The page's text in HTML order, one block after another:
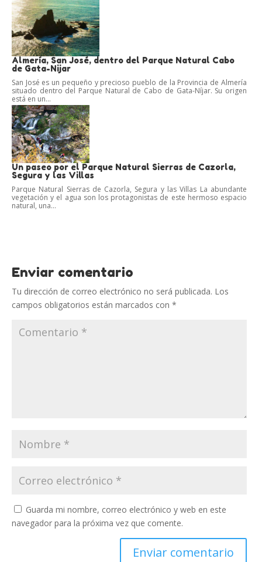
Almería, San José, dentro del Parque Natural Cabo
de Gata-Nijar
San José es un pequeño y precioso pueblo de la Provincia de Almería
situado dentro del Parque Natural de Cabo de Gata-Níjar. Su origen
está en un...
Un paseo por el Parque Natural Sierras de Cazorla,
Segura y las Villas
Parque Natural Sierras de Cazorla, Segura y las Villas La abundante
vegetación y el agua son los protagonistas de este hermoso espacio
natural, una...
Enviar comentario
Tu dirección de correo electrónico no será publicada. Los
campos obligatorios están marcados con *
Guarda mi nombre, correo electrónico y web en este
navegador para la próxima vez que comente.